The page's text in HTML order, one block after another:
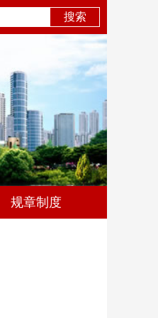
规章制度